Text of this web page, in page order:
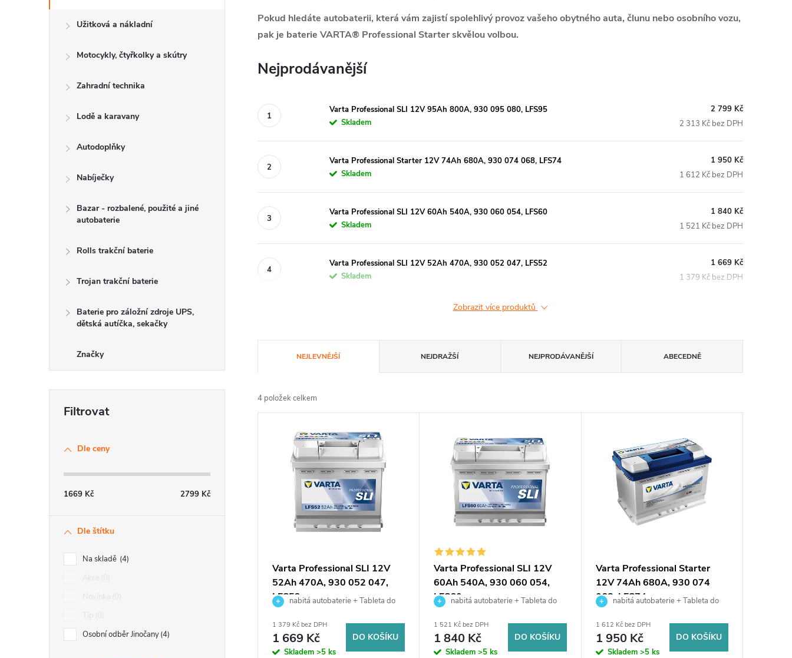
Užitková a nákladní
Motocykly, čtyřkolky a skútry
Zahradní technika
Lodě a karavany
Autodoplňky
Nabíječky
Bazar - rozbalené, použité a jiné
autobaterie
Rolls trakční baterie
Trojan trakční baterie
Baterie pro záložní zdroje UPS,
dětská autíčka, sekačky
Značky
Dle ceny
1669 Kč 2799 Kč
Dle štítku
Na skladě 4
Osobní odběr Jinočany 4
Pokud hledáte autobaterii, která vám zajistí spolehlivý provoz vašeho obytného auta, člunu nebo osobního vozu,
pak je baterie VARTA® Professional Starter skvělou volbou.
Nejprodávanější
Varta Professional SLI 12V 95Ah 800A, 930 095 080, LFS95
Skladem
2 799 Kč
2 313 Kč bez DPH
Varta Professional Starter 12V 74Ah 680A, 930 074 068, LFS74
Skladem
1 950 Kč
1 612 Kč bez DPH
Varta Professional SLI 12V 60Ah 540A, 930 060 054, LFS60
Skladem
1 840 Kč
1 521 Kč bez DPH
Varta Professional SLI 12V 52Ah 470A, 930 052 047, LFS52
Skladem
1 669 Kč
1 379 Kč bez DPH
Zobrazit více produktů
a
z
NEJLEVNĚJŠÍ NEJDRAŽŠÍ NEJPRODÁVANĚJŠÍ ABECEDNĚ
4 položek celkem
Varta Professional SLI 12V
52Ah 470A, 930 052 047,
LFS52nabitá autobaterie + Tableta do
baterie při doručení nebo v prodejně
Jinočany
1 379 Kč bez DPH
1 669 Kč
Skladem >5 ks
DO KOŠÍKU
Varta Professional SLI 12V
60Ah 540A, 930 060 054,
LFS60nabitá autobaterie + Tableta do
baterie při doručení nebo v prodejně
Jinočany
1 521 Kč bez DPH
1 840 Kč
Skladem>5 ks
DO KOŠÍKU
Varta Professional Starter
12V 74Ah 680A, 930 074
068, LFS74
nabitá autobaterie + Tableta do
baterie při doručení nebo v prodejně
Jinočany
1 612 Kč bez DPH
1 950 Kč
Skladem >5 ks
DO KOŠÍKU